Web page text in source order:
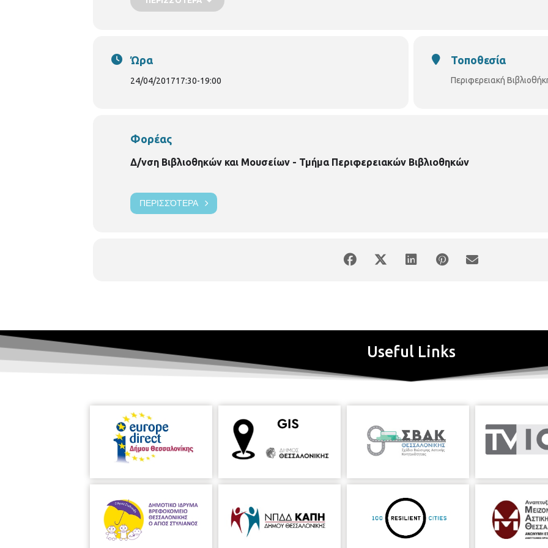
Ώρα
24/04/201717:30-19:00
Τοποθεσία
Περιφερειακή
Φορέας
Δ/νση Βιβλιοθηκών και Μουσείων - Τμήμα Περιφερειακών Βιβλιοθηκών
ΠΕΡΙΣΣΌΤΕΡΑ
Useful Links